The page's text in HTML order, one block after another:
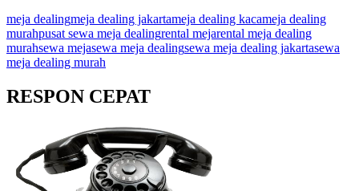
meja dealingmeja dealing jakartameja dealing kacameja dealing
murahpusat sewa meja dealingrental mejarental meja dealing
murahsewa mejasewa meja dealingsewa meja dealing jakartasewa
meja dealing murah
RESPON CEPAT